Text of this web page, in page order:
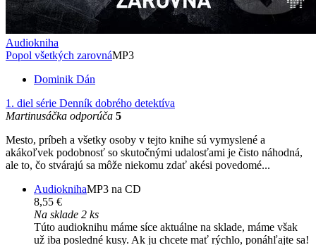
Audiokniha
Popol všetkých zarovnáMP3
Dominik Dán
1. diel série Denník dobrého detektíva
Martinusáčka odporúča 5
Mesto, príbeh a všetky osoby v tejto knihe sú vymyslené a
akákoľvek podobnosť so skutočnými udalosťami je čisto náhodná,
ale to, čo stvárajú sa môže niekomu zdať akési povedomé...
AudioknihaMP3 na CD
8,55 €
Na sklade 2 ks
Túto audioknihu máme síce aktuálne na sklade, máme však
už iba posledné kusy. Ak ju chcete mať rýchlo, ponáhľajte sa!